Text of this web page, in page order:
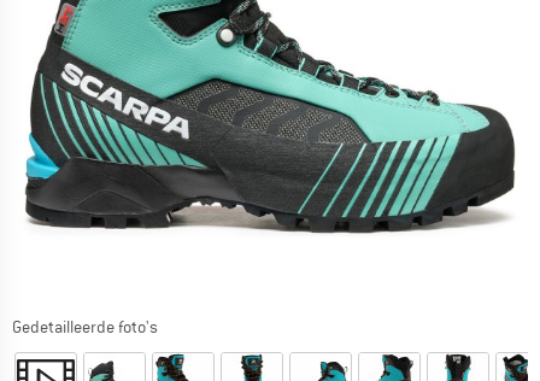
Gedetailleerde foto's